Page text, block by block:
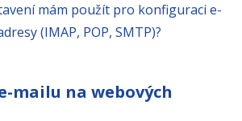
mám použít pro konfiguraci e-
(IMAP, POP, SMTP)?
mailu na webových